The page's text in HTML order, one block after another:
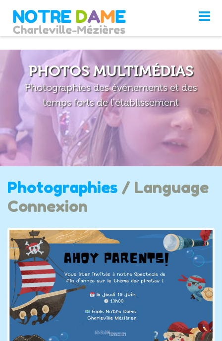
PHOTOS MULTIMÉDIAS
Photographies des événements et des
temps forts de l'établissement
Photographies / Language
Connexion